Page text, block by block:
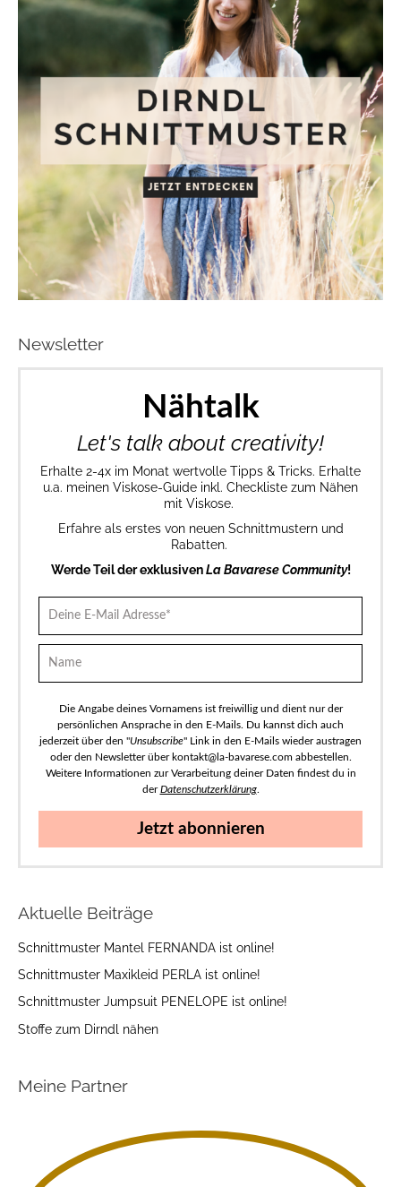
Newsletter
Nähtalk
Let's talk about creativity!
Erhalte 2-4x im Monat wertvolle Tipps & Tricks. Erhalte
u.a. meinen Viskose-Guide inkl. Checkliste zum Nähen
mit Viskose.
Erfahre als erstes von neuen Schnittmustern und
Rabatten.
Werde Teil der exklusivenLa Bavarese Community!
Die Angabe deines Vornamens ist freiwillig und dient nur der
persönlichen Ansprache in den E-Mails. Du kannst dich auch
jederzeit über den "Unsubscribe" Link in den E-Mails wieder austragen
oder den Newsletter über kontakt@la-bavarese.com abbestellen.
Weitere Informationen zur Verarbeitung deiner Daten findest du in
derDatenschutzerklärung.
Jetzt abonnieren
Aktuelle Beiträge
Schnittmuster Mantel FERNANDA ist online!
Schnittmuster Maxikleid PERLA ist online!
Schnittmuster Jumpsuit PENELOPE ist online!
Stoffe zum Dirndl nähen
Meine Partner